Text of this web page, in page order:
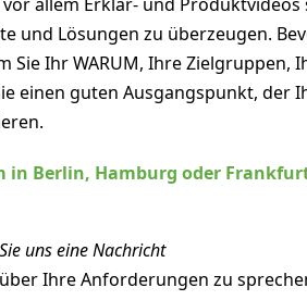
und Lösungen zu überzeugen.
Sie Ihr WARUM, Ihre
einen guten Ausgangspunkt,
in Berlin, Hamburg oder
uns eine Nachricht
Ihre Anforderungen zu